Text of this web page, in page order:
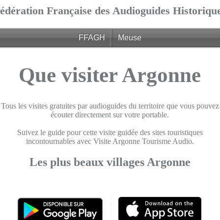
Française des Audioguides
FFAGH Meuse
Que visiter Argonne
Tous les visites gratuites par audioguides du territoire que vous pouvez
écouter directement sur votre portable.
Suivez le guide pour cette visite guidée des sites touristiques
incontournables avec Visite Argonne Tourisme Audio.
Les plus beaux villages Argonne